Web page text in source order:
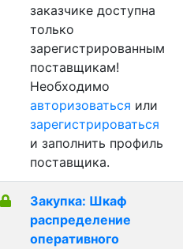
заказчике доступна
только
зарегистрированным
поставщикам!
Необходимо
авторизоваться или
зарегистрироваться
и заполнить профиль
поставщика.
Закупка: Шкаф
распределение
оперативного